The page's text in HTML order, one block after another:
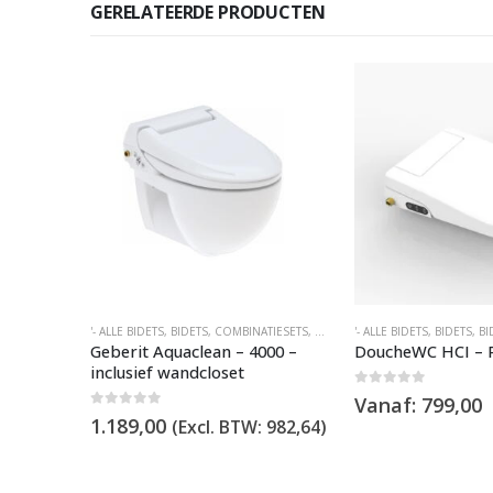
GERELATEERDE PRODUCTEN
'- ALLE BIDETS, BIDETS, COMBINATIESETS, DOUCHEWC'S ZONDER
Geberit Aquaclean – 4000 –
inclusief wandcloset
1.189,00 (Excl. BTW: 982,64)
'- ALLE BIDETS, BIDETS,
DoucheWC HCI –
out of 5
Vanaf: 799,00